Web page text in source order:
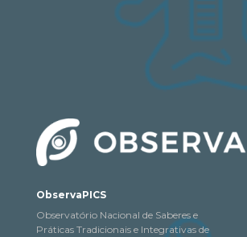
ObservaPICS
Observatório Nacional de Saberes e
Práticas Tradicionais e Integrativas de